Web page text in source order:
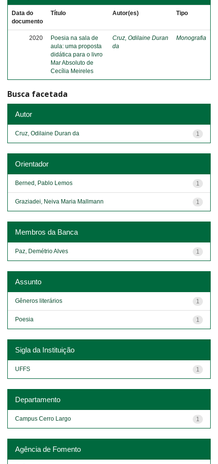
Data do
documento
Título Autor(es) Tipo
2020
Poesia na sala de
aula: uma proposta
didática para o livro
Mar Absoluto de
Cecília Meireles
Cruz, Odilaine Duran
da
Monografia
Busca facetada
Autor
1
Cruz, Odilaine Duran da
Orientador
1
Berned, Pablo Lemos
1
Graziadei, Neiva Maria Mallmann
Membros da Banca
1
Paz, Demétrio Alves
Assunto
1
Gêneros literários
1
Poesia
Sigla da Instituição
1
UFFS
Departamento
1
Campus Cerro Largo
Agência de Fomento